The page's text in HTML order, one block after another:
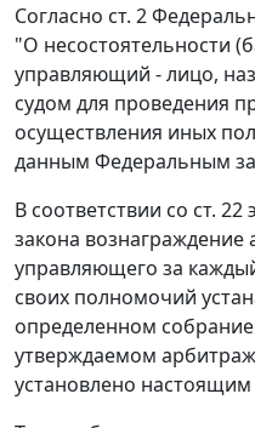
Согласно ст. 2
"О несостоятельности
управляющий - лицо,
судом для проведения
осуществления иных
данным Федеральным
В соответствии со ст. 22
закона вознаграждение
управляющего за
своих полномочий
определенном
утверждаемом
установлено